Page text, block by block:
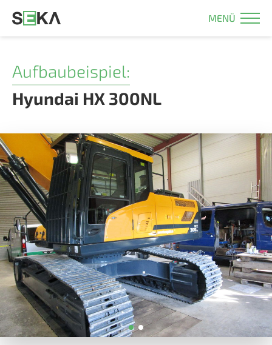
MENÜ
Aufbaubeispiel:
Hyundai HX 300NL